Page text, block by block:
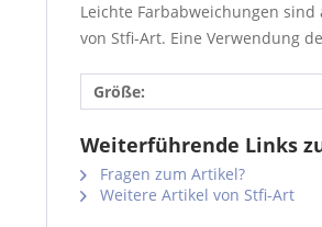
Leichte Farbabweichungen
von Stfi-Art. Eine Verwendung
Größe:
Weiterführende Links
Fragen zum Artikel?
Weitere Artikel von Stfi-Art